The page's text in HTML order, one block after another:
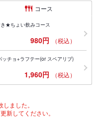
コース
★ちょい飲みコース
980円 （税込）
ッチョ+ラフテー(or スペアリブ)
1,960円 （税込）
ました。
新してください。